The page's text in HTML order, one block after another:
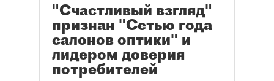
"Счастливый взгляд"
признан "Сетью года
салонов оптики" и
лидером доверия
потребителей